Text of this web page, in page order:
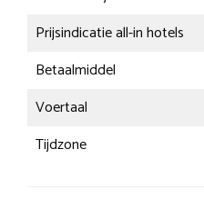
Prijsindicatie all-in hotels
Betaalmiddel
Voertaal
Tijdzone